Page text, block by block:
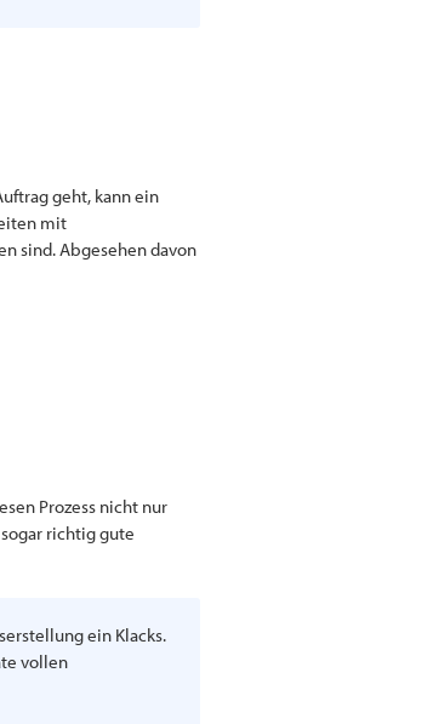
geht, kann ein
mit
sind. Abgesehen davon
Prozess nicht nur
richtig gute
ein Klacks.
vollen